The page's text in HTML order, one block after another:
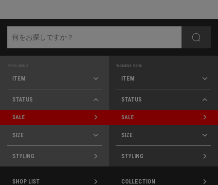
MENS MENU
ITEM
STATUS
SALE
SIZE
STYLING
WOMENS MENU
ITEM
STATUS
SALE
SIZE
STYLING
SHOP LIST COLLECTION